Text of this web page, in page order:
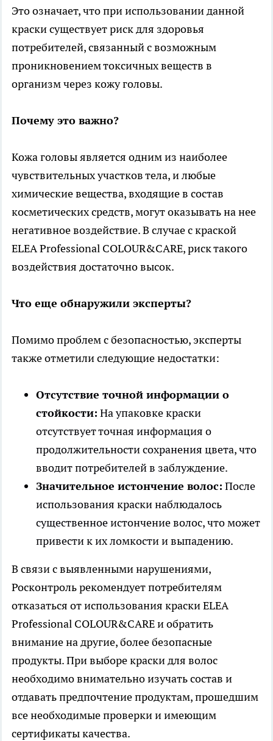
Это означает, что при использовании данной
краски существует риск для здоровья
потребителей, связанный с возможным
проникновением токсичных веществ в
организм через кожу головы.
Почему это важно?
Кожа головы является одним из наиболее
чувствительных участков тела, и любые
химические вещества, входящие в состав
косметических средств, могут оказывать на нее
негативное воздействие. В случае с краской
ELEA Professional COLOUR&CARE, риск такого
воздействия достаточно высок.
Что еще обнаружили эксперты?
Помимо проблем с безопасностью, эксперты
также отметили следующие недостатки:
Отсутствие точной информации о
стойкости: На упаковке краски
отсутствует точная информация о
продолжительности сохранения цвета, что
вводит потребителей в заблуждение.
Значительное истончение волос: После
использования краски наблюдалось
существенное истончение волос, что может
привести к их ломкости и выпадению.
В связи с выявленными нарушениями,
Росконтроль рекомендует потребителям
отказаться от использования краски ELEA
Professional COLOUR&CARE и обратить
внимание на другие, более безопасные
продукты. При выборе краски для волос
необходимо внимательно изучать состав и
отдавать предпочтение продуктам, прошедшим
все необходимые проверки и имеющим
сертификаты качества.